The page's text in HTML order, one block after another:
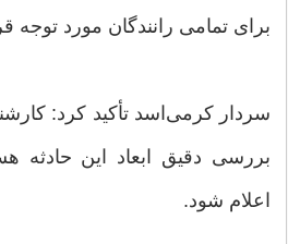
برای تمامی رانندگان مورد توجه
سردار کرمی‌اسد تأکید کرد:
بررسی دقیق ابعاد این حادثه
اعلام شود.